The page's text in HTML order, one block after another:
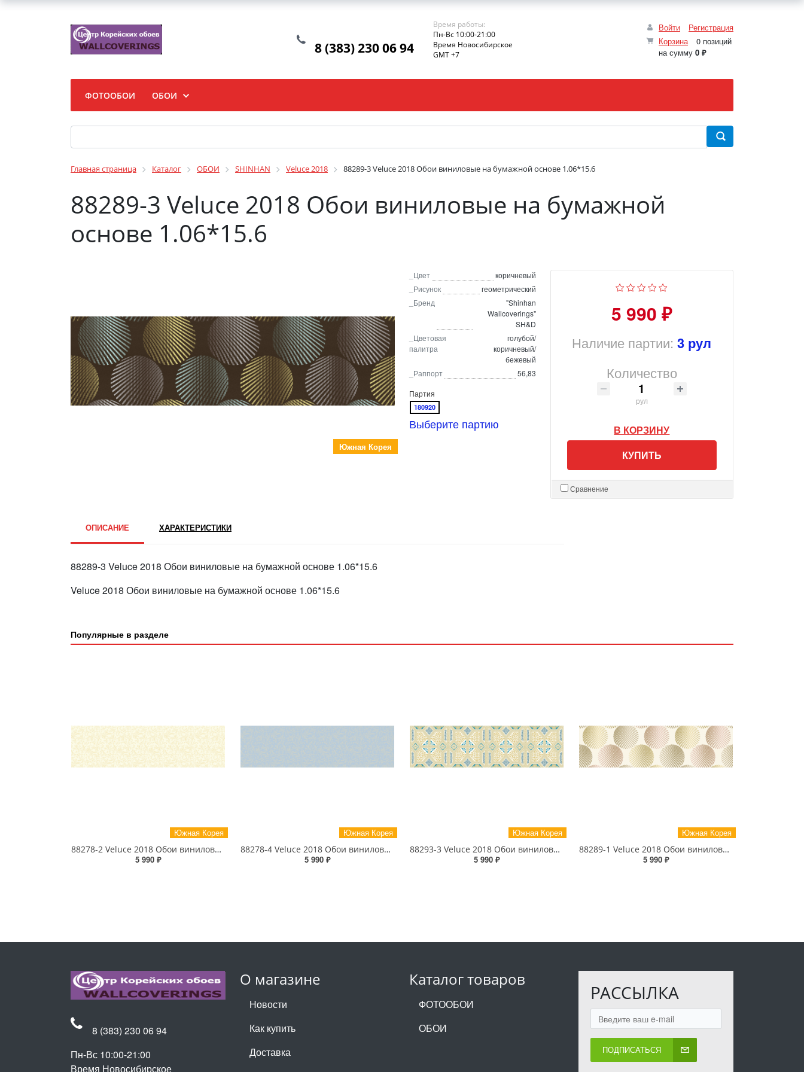
Войти
Регистрация
Корзина
0 позиций
на сумму 0 ₽
8 (383) 230 06 94
Время работы:
Пн-Вс 10:00-21:00
Время Новосибирское
GMT +7
ФОТООБОИ ОБОИ
Главная страница Каталог ОБОИ SHINHAN Veluce 2018 88289-3 Veluce 2018 Обои виниловые на бумажной основе 1.06*15.6
88289-3 Veluce 2018 Обои виниловые на бумажной
основе 1.06*15.6
Южная Корея
_Цвет
коричневый
_Рисунок
геометрический
_Бренд
"Shinhan
Wallcoverings"
SH&D
_Цветовая
палитра
голубой/
коричневый/
бежевый
_Раппорт
56,83
Партия
180920
Выберите партию
5 990 ₽
Наличие партии:3 рул
Количество
рул
В КОРЗИНУ
КУПИТЬ
Сравнение
ОПИСАНИЕ ХАРАКТЕРИСТИКИ
88289-3 Veluce 2018 Обои виниловые на бумажной основе 1.06*15.6
Veluce 2018 Обои виниловые на бумажной основе 1.06*15.6
Популярные в разделе
Южная Корея
88278-2 Veluce 2018 Обои виниловые на бумажной основе 1.06*15.6
5 990 ₽
Южная Корея
88278-4 Veluce 2018 Обои виниловые на бумажной основе 1.06*15.6
5 990 ₽
Южная Корея
88293-3 Veluce 2018 Обои виниловые на бумажной основе 1.06*15.6
5 990 ₽
Южная Корея
88289-1 Veluce 2018 Обои виниловые на бумажной основе 1.06*15.6
5 990 ₽
О магазине
Новости
Как купить
Доставка
Каталог товаров
ФОТООБОИ
ОБОИ
РАССЫЛКА
ПОДПИСАТЬСЯ
8 (383) 230 06 94
Пн-Вс 10:00-21:00
Время Новосибирское